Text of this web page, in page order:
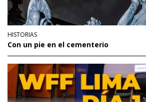
HISTORIAS
Con un pie en el cementerio